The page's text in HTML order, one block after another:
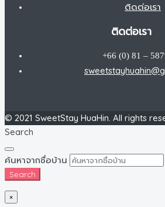
ติดต่อเรา
ติดต่อเรา
+66 (0) 81 –
© 2021 SweetStay HuaHin. All rights
Search
ค้นหาจากชื่อบ้าน
Search
×